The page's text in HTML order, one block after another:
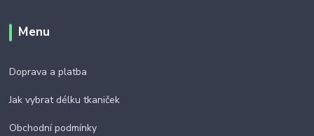
Menu
Doprava a platba
Jak vybrat délku tkaniček
Obchodní podmínky